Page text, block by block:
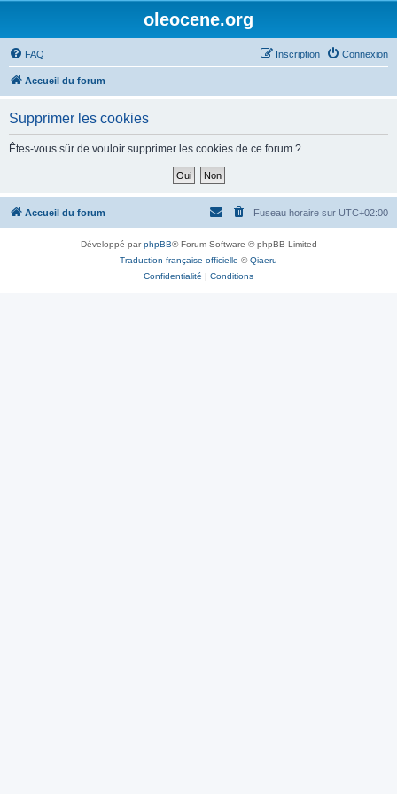
oleocene.org
FAQ Connexion
Inscription
Accueil du forum
Supprimer les cookies
Êtes-vous sûr de vouloir supprimer les cookies de ce forum ?
Accueil du forum Fuseau horaire sur UTC+02:00
Développé parphpBB® Forum Software © phpBB Limited
Traduction française officielle ©Qiaeru
Confidentialité | Conditions